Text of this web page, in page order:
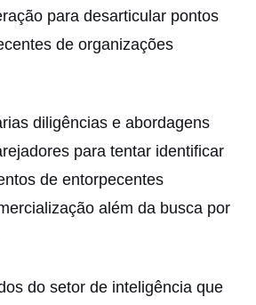
para desarticular pontos
de organizações
diligências e abordagens
para tentar identificar
de entorpecentes
além da busca por
do setor de inteligência que